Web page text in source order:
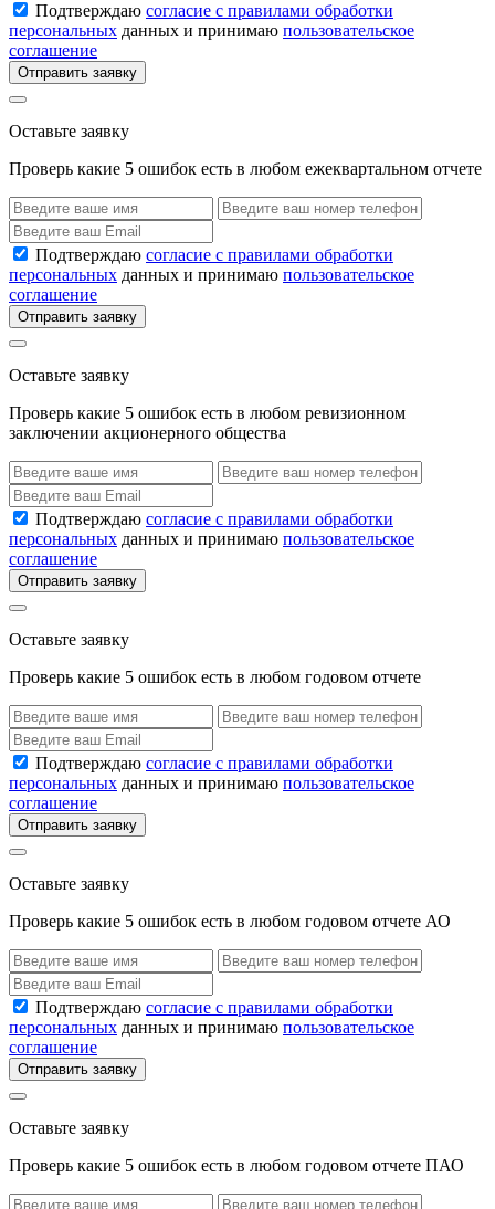
Подтверждаю согласие с правилами обработки
персональных данных и принимаю пользовательское
соглашение
Отправить заявку
Оставьте заявку
Проверь какие 5 ошибок есть в любом ежеквартальном отчете
Подтверждаю согласие с правилами обработки
персональных данных и принимаю пользовательское
соглашение
Отправить заявку
Оставьте заявку
Проверь какие 5 ошибок есть в любом ревизионном
заключении акционерного общества
Подтверждаю согласие с правилами обработки
персональных данных и принимаю пользовательское
соглашение
Отправить заявку
Оставьте заявку
Проверь какие 5 ошибок есть в любом годовом отчете
Подтверждаю согласие с правилами обработки
персональных данных и принимаю пользовательское
соглашение
Отправить заявку
Оставьте заявку
Проверь какие 5 ошибок есть в любом годовом отчете АО
Подтверждаю согласие с правилами обработки
персональных данных и принимаю пользовательское
соглашение
Отправить заявку
Оставьте заявку
Проверь какие 5 ошибок есть в любом годовом отчете ПАО